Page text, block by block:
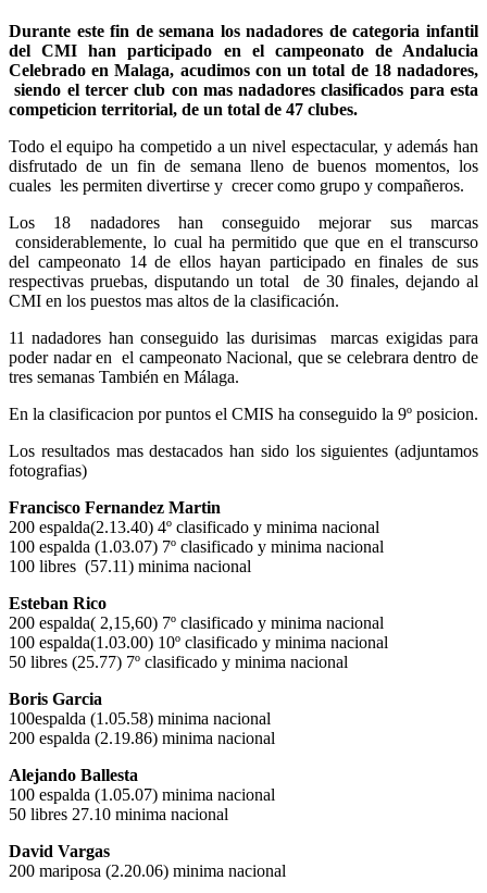
Durante este fin de semana los nadadores de categoria infantil
del CMI han participado en el campeonato de Andalucia
Celebrado en Malaga, acudimos con un total de 18 nadadores,
siendo el tercer club con mas nadadores clasificados para esta
competicion territorial, de un total de 47 clubes.
Todo el equipo ha competido a un nivel espectacular, y además han
disfrutado de un fin de semana lleno de buenos momentos, los
cuales les permiten divertirse y crecer como grupo y compañeros.
Los 18 nadadores han conseguido mejorar sus marcas
considerablemente, lo cual ha permitido que que en el transcurso
del campeonato 14 de ellos hayan participado en finales de sus
respectivas pruebas, disputando un total de 30 finales, dejando al
CMI en los puestos mas altos de la clasificación.
11 nadadores han conseguido las durisimas marcas exigidas para
poder nadar en el campeonato Nacional, que se celebrara dentro de
tres semanas También en Málaga.
En la clasificacion por puntos el CMIS ha conseguido la 9º posicion.
Los resultados mas destacados han sido los siguientes (adjuntamos
fotografias)
Francisco Fernandez Martin
200 espalda(2.13.40) 4º clasificado y minima nacional
100 espalda (1.03.07) 7º clasificado y minima nacional
100 libres (57.11) minima nacional
Esteban Rico
200 espalda( 2,15,60) 7º clasificado y minima nacional
100 espalda(1.03.00) 10º clasificado y minima nacional
50 libres (25.77) 7º clasificado y minima nacional
Boris Garcia
100espalda (1.05.58) minima nacional
200 espalda (2.19.86) minima nacional
Alejando Ballesta
100 espalda (1.05.07) minima nacional
50 libres 27.10 minima nacional
David Vargas
200 mariposa (2.20.06) minima nacional